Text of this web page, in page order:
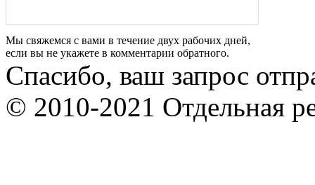
Мы свяжемся с вами в течение двух рабочих дней,
если вы не укажете в комментарии обратного.
Спасибо, ваш запрос
© 2010-2021 Отдельная